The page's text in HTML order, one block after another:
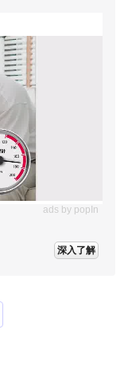
ads by popIn
深入了解